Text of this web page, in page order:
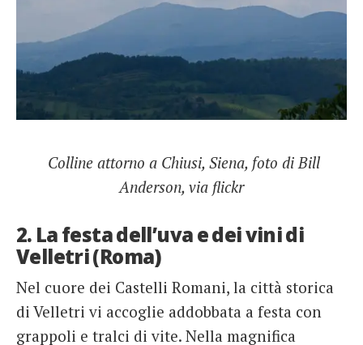
Colline attorno a Chiusi, Siena, foto di Bill
Anderson, via flickr
2. La festa dell’uva e dei vini di
Velletri (Roma)
Nel cuore dei Castelli Romani, la città storica
di Velletri vi accoglie addobbata a festa con
grappoli e tralci di vite. Nella magnifica